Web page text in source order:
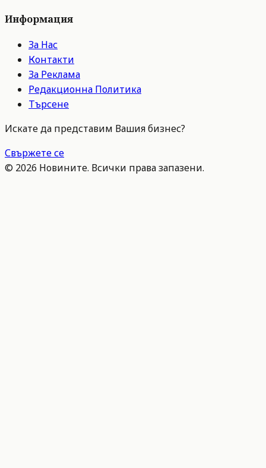
Информация
За Нас
Контакти
За Реклама
Редакционна Политика
Търсене
Искате да представим Вашия бизнес?
Свържете се
© 2026 Новините. Всички права запазени.